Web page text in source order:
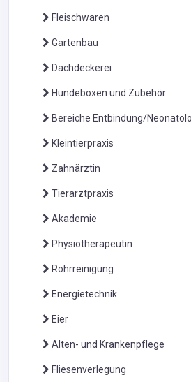
Fleischwaren
Gartenbau
Dachdeckerei
Hundeboxen und Zubehör
Bereiche Entbindung/
Kleintierpraxis
Zahnärztin
Tierarztpraxis
Akademie
Physiotherapeutin
Rohrreinigung
Energietechnik
Eier
Alten- und Krankenpflege
Fliesenverlegung